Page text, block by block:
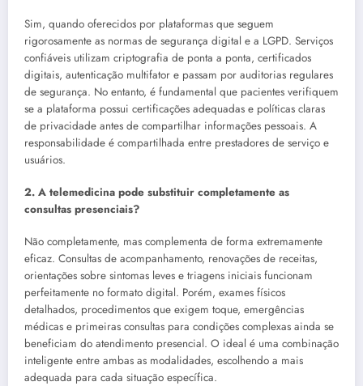
Sim, quando oferecidos por plataformas que seguem
rigorosamente as normas de segurança digital e a LGPD. Serviços
confiáveis utilizam criptografia de ponta a ponta, certificados
digitais, autenticação multifator e passam por auditorias regulares
de segurança. No entanto, é fundamental que pacientes verifiquem
se a plataforma possui certificações adequadas e políticas claras
de privacidade antes de compartilhar informações pessoais. A
responsabilidade é compartilhada entre prestadores de serviço e
usuários.
2. A telemedicina pode substituir completamente as
consultas presenciais?
Não completamente, mas complementa de forma extremamente
eficaz. Consultas de acompanhamento, renovações de receitas,
orientações sobre sintomas leves e triagens iniciais funcionam
perfeitamente no formato digital. Porém, exames físicos
detalhados, procedimentos que exigem toque, emergências
médicas e primeiras consultas para condições complexas ainda se
beneficiam do atendimento presencial. O ideal é uma combinação
inteligente entre ambas as modalidades, escolhendo a mais
adequada para cada situação específica.